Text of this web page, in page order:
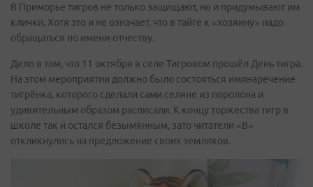
В Приморье тигров не только защищают, но и придумывают им
клички. Хотя это и не означает, что в тайге к «хозяину» надо
обращаться по имени-отчеству.
Дело в том, что 11 октября в селе Тигровом прошёл День тигра.
На этом мероприятии должно было состояться имянаречение
тигрёнка, которого сделали сами селяне из поролона и
удивительным образом расписали. К концу торжества тигр в
школе так и остался безымянным, зато читатели «В»
откликнулись на предложение своих земляков.